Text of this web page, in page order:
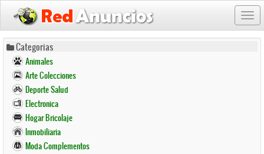
Pasar
contenido
principal
Categorias
Animales
Arte Colecciones
Deporte Salud
Electronica
Hogar Bricolaje
Inmobiliaria
Moda Complementos